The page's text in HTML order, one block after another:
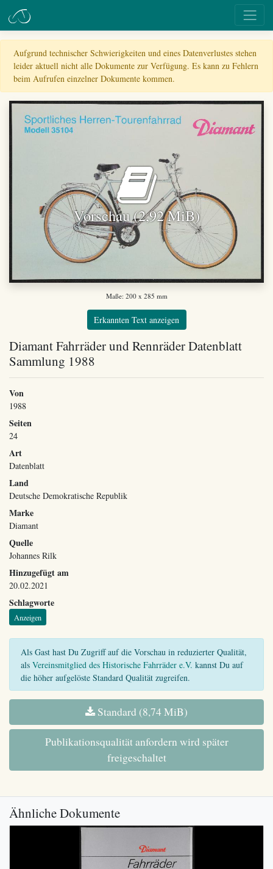
Aufgrund technischer Schwierigkeiten und eines Datenverlustes stehen
leider aktuell nicht alle Dokumente zur Verfügung. Es kann zu Fehlern
beim Aufrufen einzelner Dokumente kommen.
Vorschau (2,92 MiB)
Maße: 200 x 285 mm
Erkannten Text anzeigen
Diamant Fahrräder und Rennräder Datenblatt
Sammlung 1988
Von
1988
Seiten
24
Art
Datenblatt
Land
Deutsche Demokratische Republik
Marke
Diamant
Quelle
Johannes Rilk
Hinzugefügt am
20.02.2021
Schlagworte
Anzeigen
Als Gast hast Du Zugriff auf die Vorschau in reduzierter Qualität,
als Vereinsmitglied des Historische Fahrräder e.V. kannst Du auf
die höher aufgelöste Standard Qualität zugreifen.
Standard (8,74 MiB)
Publikationsqualität anfordern wird später
freigeschaltet
Ähnliche Dokumente